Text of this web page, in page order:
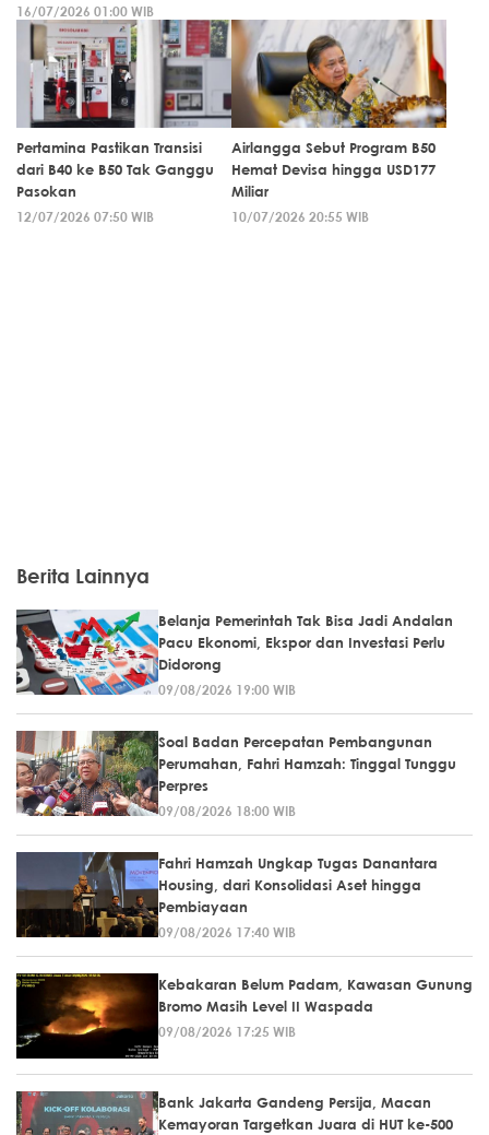
16/07/2026 01:00 WIB
Pertamina Pastikan Transisi
dari B40 ke B50 Tak Ganggu
Pasokan
12/07/2026 07:50 WIB
Airlangga Sebut Program B50
Hemat Devisa hingga USD177
Miliar
10/07/2026 20:55 WIB
Berita Lainnya
Belanja Pemerintah Tak Bisa Jadi Andalan
Pacu Ekonomi, Ekspor dan Investasi Perlu
Didorong
09/08/2026 19:00 WIB
Soal Badan Percepatan Pembangunan
Perumahan, Fahri Hamzah: Tinggal Tunggu
Perpres
09/08/2026 18:00 WIB
Fahri Hamzah Ungkap Tugas Danantara
Housing, dari Konsolidasi Aset hingga
Pembiayaan
09/08/2026 17:40 WIB
Kebakaran Belum Padam, Kawasan Gunung
Bromo Masih Level II Waspada
09/08/2026 17:25 WIB
Bank Jakarta Gandeng Persija, Macan
Kemayoran Targetkan Juara di HUT ke-500